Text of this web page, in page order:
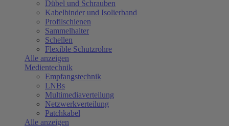
Dübel und Schrauben
Kabelbinder und Isolierband
Profilschienen
Sammelhalter
Schellen
Flexible Schutzrohre
Alle anzeigen
Medientechnik
Empfangstechnik
LNBs
Multimediaverteilung
Netzwerkverteilung
Patchkabel
Alle anzeigen